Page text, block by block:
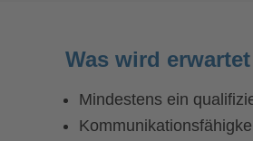
Was wird erwartet
Mindestens ein